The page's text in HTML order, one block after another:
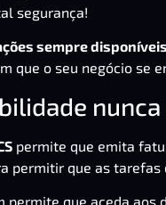
segurança!
sempre
que o seu negócio se
permite que emita
permitir que as
permite que aceda aos